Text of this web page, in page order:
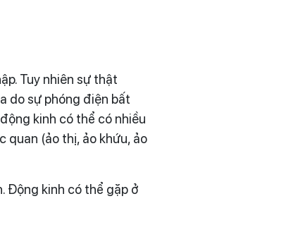
Tuy nhiên sự thật
do sự phóng điện bất
kinh có thể có nhiều
quan (ảo thị, ảo khứu, ảo
Động kinh có thể gặp ở